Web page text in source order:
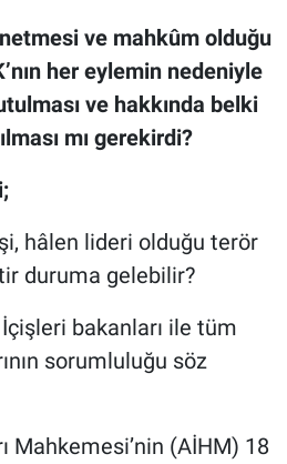
ve mahkûm olduğu
her eylemin nedeniyle
ve hakkında belki
mı gerekirdi?
hâlen lideri olduğu terör
duruma gelebilir?
bakanları ile tüm
sorumluluğu söz
Mahkemesi’nin (AİHM) 18